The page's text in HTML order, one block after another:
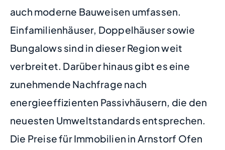
auch moderne Bauweisen umfassen.
Einfamilienhäuser, Doppelhäuser sowie
Bungalows sind in dieser Region weit
verbreitet. Darüber hinaus gibt es eine
zunehmende Nachfrage nach
energieeffizienten Passivhäusern, die den
neuesten Umweltstandards entsprechen.
Die Preise für Immobilien in Arnstorf Ofen